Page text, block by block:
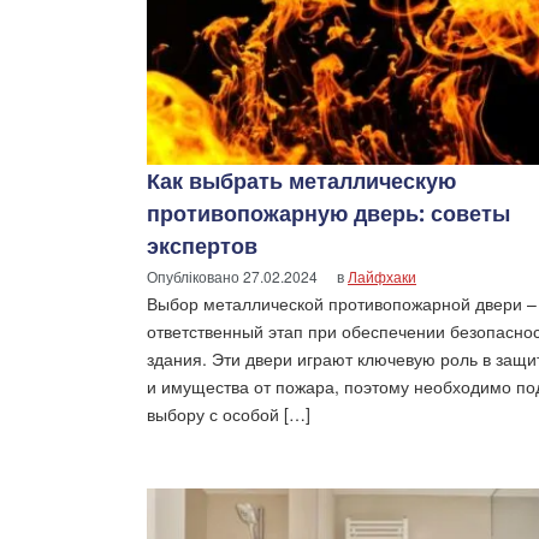
Как выбрать металлическую
противопожарную дверь: советы
экспертов
Опубліковано27.02.2024 в Лайфхаки
Выбор металлической противопожарной двери –
ответственный этап при обеспечении
здания. Эти двери играют ключевую роль в
и имущества от пожара, поэтому необходимо
выбору с особой […]